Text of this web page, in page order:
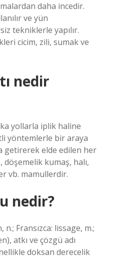
daha incedir.
ve yün
tekniklerle yapılır.
cicim, zili, sumak ve
nedir
yollarla iplik haline
yöntemlerle bir araya
getirerek elde edilen her
kumaş, halı,
vb. mamullerdir.
nedir?
Fransızca: lissage, m.;
atkı ve çözgü adı
doksan derecelik